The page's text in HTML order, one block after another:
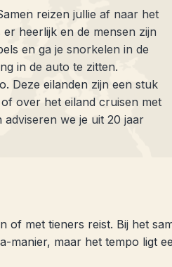
reizen jullie af naar het
heerlijk en de mensen zijn
en ga je snorkelen in de
in de auto te zitten.
Deze eilanden zijn een stuk
over het eiland cruisen met
we je uit 20 jaar
of met tieners reist. Bij het
maar het tempo ligt